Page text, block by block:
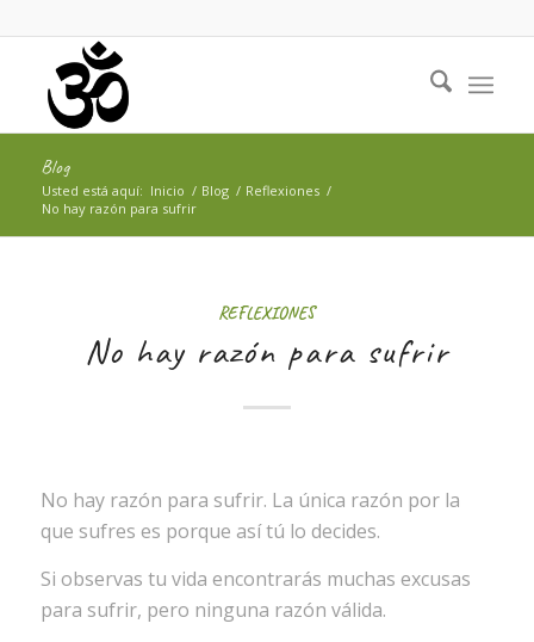
Blog
Usted está aquí: Inicio / Blog / Reflexiones /
No hay razón para sufrir
REFLEXIONES
No hay razón para sufrir
No hay razón para sufrir. La única razón por la
que sufres es porque así tú lo decides.
Si observas tu vida encontrarás muchas excusas
para sufrir, pero ninguna razón válida.